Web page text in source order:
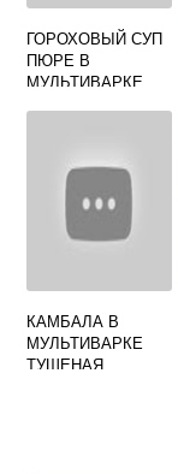
ГОРОХОВЫЙ СУП
ПЮРЕ В
МУЛЬТИВАРКЕ
КАМБАЛА В
МУЛЬТИВАРКЕ
ТУШЕНАЯ